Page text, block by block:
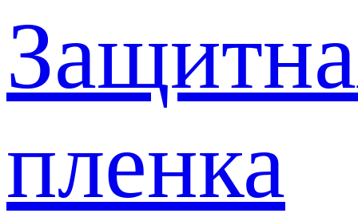
пленка